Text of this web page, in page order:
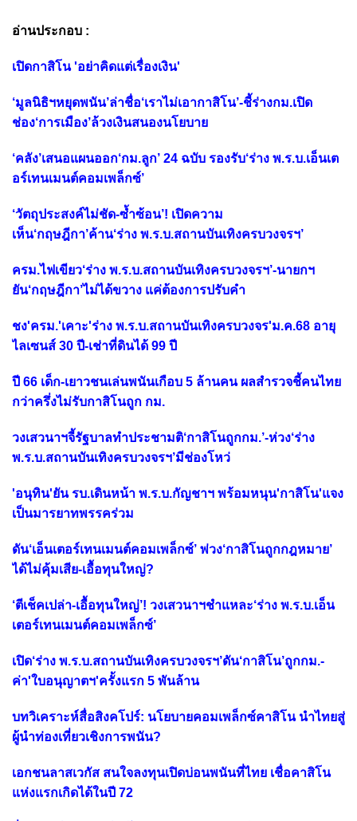
อ่านประกอบ :
เปิดกาสิโน 'อย่าคิดแต่เรื่องเงิน'
‘มูลนิธิฯหยุดพนัน’ล่าชื่อ‘เราไม่เอากาสิโน’-ชี้ร่างกม.เปิด
ช่อง‘การเมือง’ล้วงเงินสนองนโยบาย
‘คลัง’เสนอแผนออก‘กม.ลูก’ 24 ฉบับ รองรับ‘ร่าง พ.ร.บ.เอ็นเต
อร์เทนเมนต์คอมเพล็กซ์’
‘วัตถุประสงค์ไม่ชัด-ซ้ำซ้อน’! เปิดความ
เห็น‘กฤษฎีกา’ค้าน‘ร่าง พ.ร.บ.สถานบันเทิงครบวงจรฯ’
ครม.ไฟเขียว‘ร่าง พ.ร.บ.สถานบันเทิงครบวงจรฯ’-นายกฯ
ยัน‘กฤษฎีกา’ไม่ได้ขวาง แค่ต้องการปรับคำ
ชง'ครม.'เคาะ'ร่าง พ.ร.บ.สถานบันเทิงครบวงจร'ม.ค.68 อายุ
ไลเซนส์ 30 ปี-เช่าที่ดินได้ 99 ปี
ปี 66 เด็ก-เยาวชนเล่นพนันเกือบ 5 ล้านคน ผลสำรวจชี้คนไทย
กว่าครึ่งไม่รับกาสิโนถูก กม.
วงเสวนาฯจี้รัฐบาลทำประชามติ‘กาสิโนถูกกม.’-ห่วง‘ร่าง
พ.ร.บ.สถานบันเทิงครบวงจรฯ’มีช่องโหว่
'อนุทิน'ยัน รบ.เดินหน้า พ.ร.บ.กัญชาฯ พร้อมหนุน'กาสิโน'แจง
เป็นมารยาทพรรคร่วม
ดัน‘เอ็นเตอร์เทนเมนต์คอมเพล็กซ์’ พ่วง‘กาสิโนถูกกฎหมาย’
ได้ไม่คุ้มเสีย-เอื้อทุนใหญ่?
‘ตีเช็คเปล่า-เอื้อทุนใหญ่’! วงเสวนาฯชำแหละ‘ร่าง พ.ร.บ.เอ็น
เตอร์เทนเมนต์คอมเพล็กซ์’
เปิด‘ร่าง พ.ร.บ.สถานบันเทิงครบวงจรฯ’ดัน‘กาสิโน’ถูกกม.-
ค่า'ใบอนุญาตฯ'ครั้งแรก 5 พันล้าน
บทวิเคราะห์สื่อสิงคโปร์: นโยบายคอมเพล็กซ์คาสิโน นำไทยสู่
ผู้นำท่องเที่ยวเชิงการพนัน?
เอกชนลาสเวกัส สนใจลงทุนเปิดบ่อนพนันที่ไทย เชื่อคาสิโน
แห่งแรกเกิดได้ในปี 72